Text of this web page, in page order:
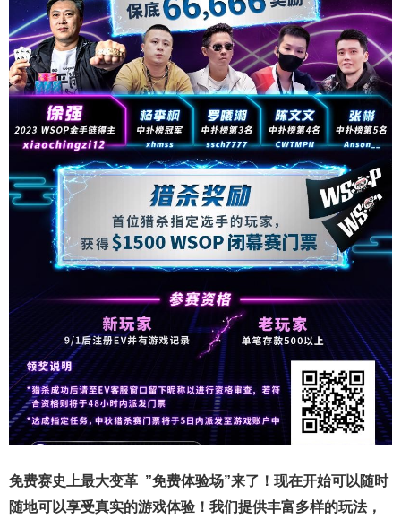
免费赛史上最大变革 ”免费体验场”来了！ 现在开始可以随时
随地可以享受真实的游戏体验！我们提供丰富多样的玩法，